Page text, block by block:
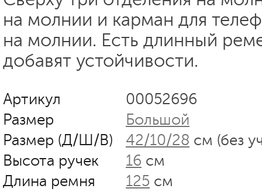
на молнии и карман для
на молнии. Есть длинный
добавят устойчивости.
Артикул
00052696
Размер
Большой
Размер (Д/Ш/В)
42/10/28 см (без
Высота ручек
16 см
Длина ремня
125 см